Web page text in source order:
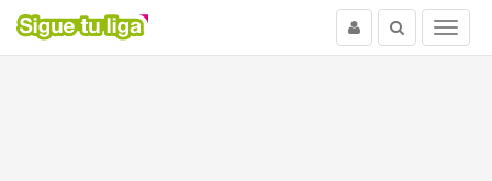
Menu
Buscar
Usuario